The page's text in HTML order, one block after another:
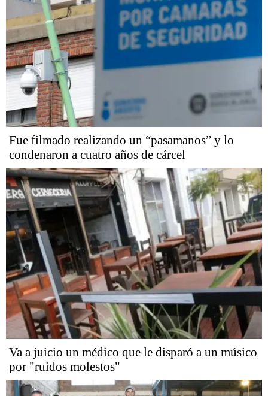
Fue filmado realizando un “pasamanos” y lo
condenaron a cuatro años de cárcel
Va a juicio un médico que le disparó a un músico
por "ruidos molestos"